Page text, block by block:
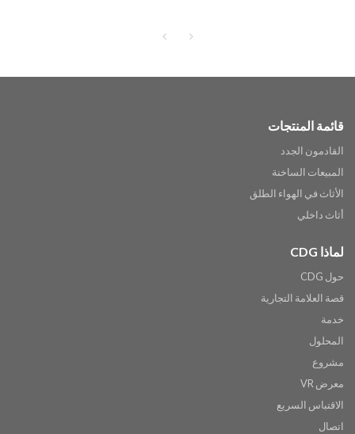
قائمة المنتجات
القادمون الجدد
المبيعات الساخنة
الأثاث في الهواء الطلق
أثاث داخلي
لماذا CDG
حول CDG
قصة العلامة التجارية
خدمة
المحلول
مشروع
معرض VR
الاقتباس السريع
اتصال